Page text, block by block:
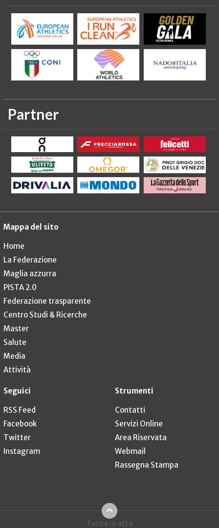
Partner
Mappa del sito
Home
La Federazione
Maglia azzurra
PISTA 2.0
Federazione trasparente
Centro Studi & Ricerche
Master
Salute
Media
Attività
Seguici
RSS Feed
Facebook
Twitter
Instagram
Strumenti
Contatti
Servizi Online
Area Riservata
Webmail
Rassegna Stampa
Torna in alto